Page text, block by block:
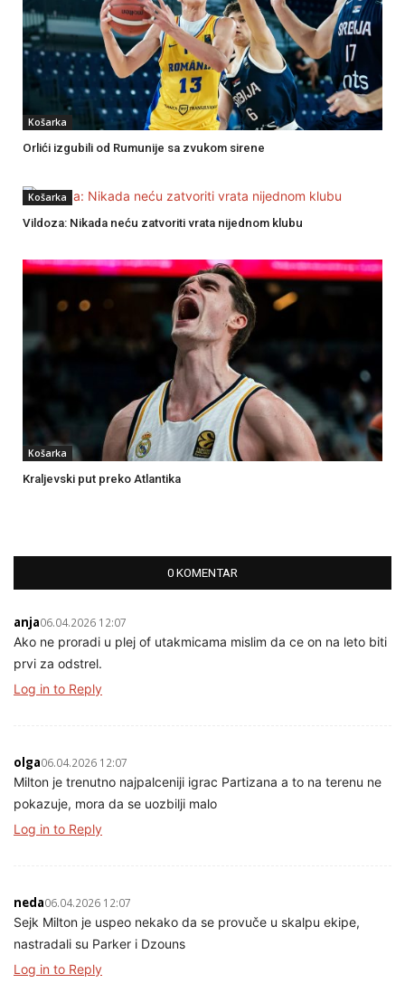
Košarka
Orlići izgubili od Rumunije sa zvukom sirene
Košarka
Vildoza: Nikada neću zatvoriti vrata nijednom klubu
Košarka
Kraljevski put preko Atlantika
0 KOMENTAR
anja06.04.2026 12:07
Ako ne proradi u plej of utakmicama mislim da ce on na leto biti
prvi za odstrel.
Log in to Reply
olga06.04.2026 12:07
Milton je trenutno najpalceniji igrac Partizana a to na terenu ne
pokazuje, mora da se uozbilji malo
Log in to Reply
neda06.04.2026 12:07
Sejk Milton je uspeo nekako da se provuče u skalpu ekipe,
nastradali su Parker i Dzouns
Log in to Reply